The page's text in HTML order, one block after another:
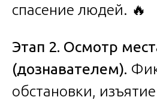
спасение людей. 🔥
Этап 2. Осмотр
(дознавателем).
обстановки, изъятие